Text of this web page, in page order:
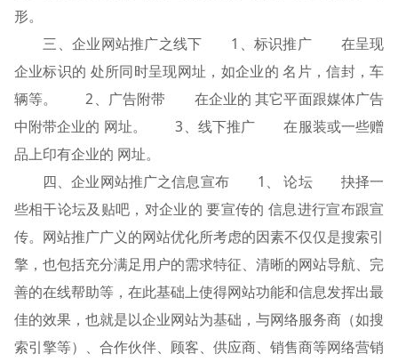
形。
三、企业网站推广之线下 1、标识推广 在呈现
企业标识的 处所同时呈现网址，如企业的 名片，信封，车
辆等。 2、广告附带 在企业的 其它平面跟媒体广告
中附带企业的 网址。 3、线下推广 在服装或一些赠
品上印有企业的 网址。
四、企业网站推广之信息宣布 1、 论坛 抉择一
些相干论坛及贴吧，对企业的 要宣传的 信息进行宣布跟宣
传。网站推广广义的网站优化所考虑的因素不仅仅是搜索引
擎，也包括充分满足用户的需求特征、清晰的网站导航、完
善的在线帮助等，在此基础上使得网站功能和信息发挥出最
佳的效果，也就是以企业网站为基础，与网络服务商（如搜
索引擎等）、合作伙伴、顾客、供应商、销售商等网络营销